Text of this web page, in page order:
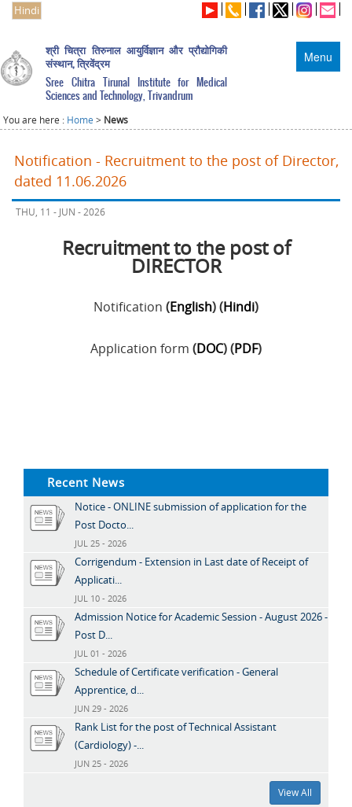
Hindi
Menu
श्री चित्रा तिरुनाल आयुर्विज्ञान और प्रौद्योगिकी
संस्थान, त्रिवेंद्रम
Sree Chitra Tirunal Institute for Medical
Sciences and Technology, Trivandrum
You are here : Home > News
Notification - Recruitment to the post of Director,
dated 11.06.2026
THU, 11 - JUN - 2026
Recruitment to the post of
DIRECTOR
Notification (English) (Hindi)
Application form (DOC) (PDF)
Recent News
Notice - ONLINE submission of application for the
Post Docto...
JUL 25 - 2026
Corrigendum - Extension in Last date of Receipt of
Applicati...
JUL 10 - 2026
Admission Notice for Academic Session - August 2026 -
Post D...
JUL 01 - 2026
Schedule of Certificate verification - General
Apprentice, d...
JUN 29 - 2026
Rank List for the post of Technical Assistant
(Cardiology) -...
JUN 25 - 2026
View All